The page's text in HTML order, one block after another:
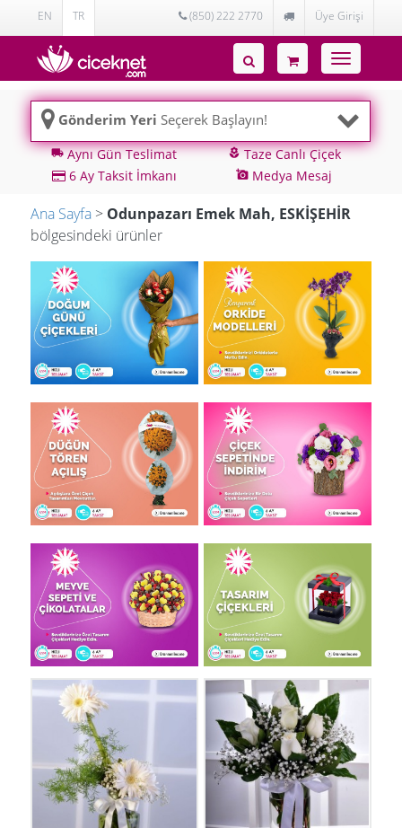
EN TR (850) 222 2770 Üye Girişi
Toggle
navigation
Gönderim Yeri Seçerek Başlayın!
local_shippingAynı Gün Teslimat local_floristTaze Canlı Çiçek
6 Ay Taksit İmkanı
add_a_photo Medya Mesaj
Ana Sayfa > Odunpazarı Emek Mah, ESKİŞEHİR
bölgesindeki ürünler